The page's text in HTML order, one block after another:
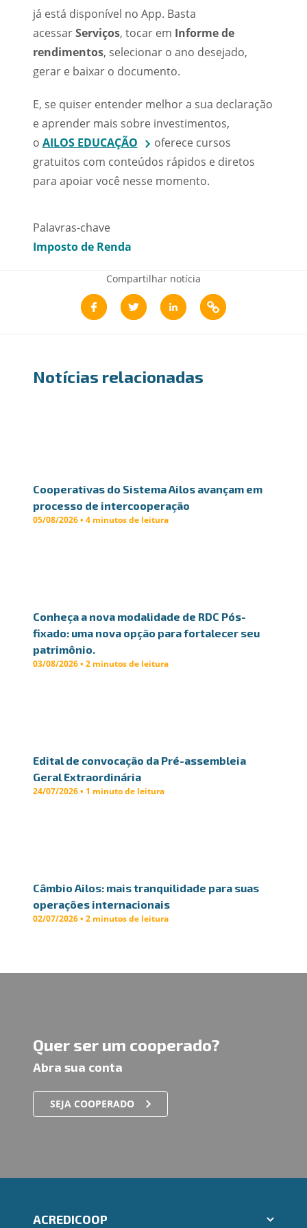
já está disponível no App. Basta
acessarServiços, tocar em Informe de
rendimentos, selecionar o ano desejado,
gerar e baixar o documento.
E, se quiser entender melhor a sua declaração
e aprender mais sobre investimentos,
o AILOS EDUCAÇÃO
oferece cursos
gratuitos com conteúdos rápidos e diretos
para apoiar você nesse momento.
Palavras-chave
Imposto de Renda
Compartilhar notícia
Notícias relacionadas
Cooperativas do Sistema Ailos avançam em
processo de intercooperação
05/08/2026 • 4 minutos de leitura
Conheça a nova modalidade de RDC Pós-
fixado: uma nova opção para fortalecer seu
patrimônio.
03/08/2026 • 2 minutos de leitura
Edital de convocação da Pré-assembleia
Geral Extraordinária
24/07/2026 • 1 minuto de leitura
Câmbio Ailos: mais tranquilidade para suas
operações internacionais
02/07/2026 • 2 minutos de leitura
Quer ser um cooperado?
Abra sua conta
SEJA COOPERADO
ACREDICOOP